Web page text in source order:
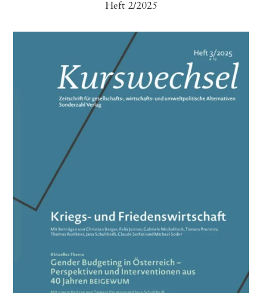
Heft 2/2025